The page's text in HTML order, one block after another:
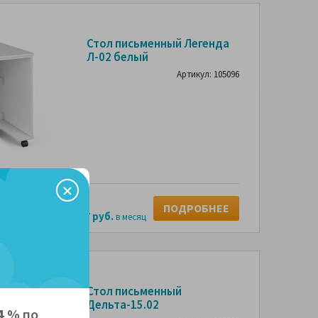
Стол письменный Легенда
Л-02 белый
Артикул: 105096
2,392 руб.
переплаты за 797 руб.в месяц
ПОДРОБНЕЕ
Стол письменный
Дельта-15.02
% по